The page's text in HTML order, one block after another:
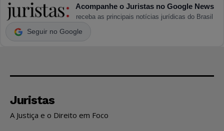
Acompanhe o Juristas no Google News
receba as principais notícias jurídicas do Brasil
Seguir no Google
Juristas
A Justiça e o Direito em Foco